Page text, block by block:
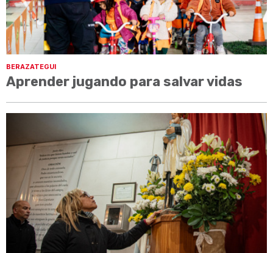
BERAZATEGUI
Aprender jugando para salvar vidas